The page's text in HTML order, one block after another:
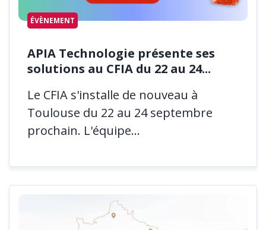
ÉVÈNEMENT
APIA Technologie présente ses
solutions au CFIA du 22 au 24...
Le CFIA s'installe de nouveau à
Toulouse du 22 au 24 septembre
prochain. L'équipe...